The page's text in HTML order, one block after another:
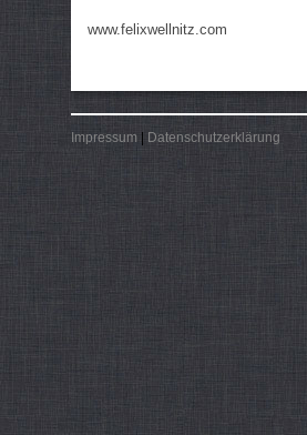
www.felixwellnitz.com
Impressum | Datenschutzerklärung